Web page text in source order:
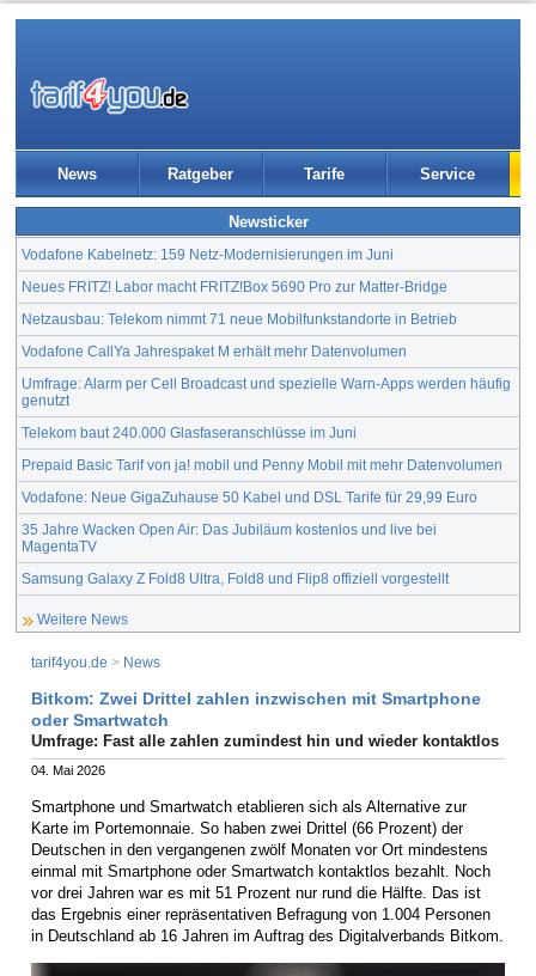
News Ratgeber Tarife Service
Newsticker
Vodafone Kabelnetz: 159 Netz-Modernisierungen im Juni
Neues FRITZ! Labor macht FRITZ!Box 5690 Pro zur Matter-Bridge
Netzausbau: Telekom nimmt 71 neue Mobilfunkstandorte in Betrieb
Vodafone CallYa Jahrespaket M erhält mehr Datenvolumen
Umfrage: Alarm per Cell Broadcast und spezielle Warn-Apps werden häufig
genutzt
Telekom baut 240.000 Glasfaseranschlüsse im Juni
Prepaid Basic Tarif von ja! mobil und Penny Mobil mit mehr Datenvolumen
Vodafone: Neue GigaZuhause 50 Kabel und DSL Tarife für 29,99 Euro
35 Jahre Wacken Open Air: Das Jubiläum kostenlos und live bei
MagentaTV
Samsung Galaxy Z Fold8 Ultra, Fold8 und Flip8 offiziell vorgestellt
Weitere News
tarif4you.de > News
Bitkom: Zwei Drittel zahlen inzwischen mit Smartphone
oder Smartwatch
Umfrage: Fast alle zahlen zumindest hin und wieder kontaktlos
04. Mai 2026
Smartphone und Smartwatch etablieren sich als Alternative zur
Karte im Portemonnaie. So haben zwei Drittel (66 Prozent) der
Deutschen in den vergangenen zwölf Monaten vor Ort mindestens
einmal mit Smartphone oder Smartwatch kontaktlos bezahlt. Noch
vor drei Jahren war es mit 51 Prozent nur rund die Hälfte. Das ist
das Ergebnis einer repräsentativen Befragung von 1.004 Personen
in Deutschland ab 16 Jahren im Auftrag des Digitalverbands Bitkom.